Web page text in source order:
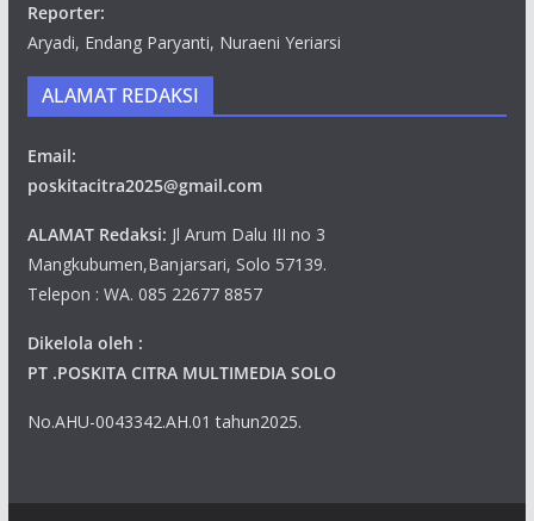
Reporter:
Aryadi, Endang Paryanti, Nuraeni Yeriarsi
ALAMAT REDAKSI
Email:
poskitacitra2025@gmail.com
ALAMAT Redaksi: Jl Arum Dalu III no 3
Mangkubumen,Banjarsari, Solo 57139.
Telepon : WA. 085 22677 8857
Dikelola oleh :
PT .POSKITA CITRA MULTIMEDIA SOLO
No.AHU-0043342.AH.01 tahun2025.